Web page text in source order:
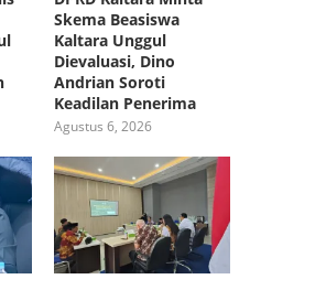
Skema Beasiswa
Kaltara Unggul
Dievaluasi, Dino
Andrian Soroti
Keadilan Penerima
Agustus 6, 2026